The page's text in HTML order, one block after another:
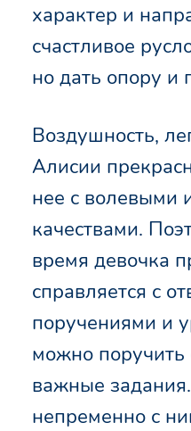
характер и
счастливое
но дать опору и
Воздушность,
Алисии
нее с волевыми
качествами.
время девочка
справляется с
поручениями и
можно
важные
непременно с